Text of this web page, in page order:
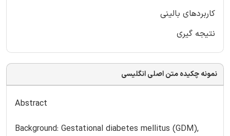
کاربردهای بالینی
نتیجه گیری
نمونه چکیده متن اصلی انگلیسی
Abstract
Background: Gestational diabetes mellitus (GDM),